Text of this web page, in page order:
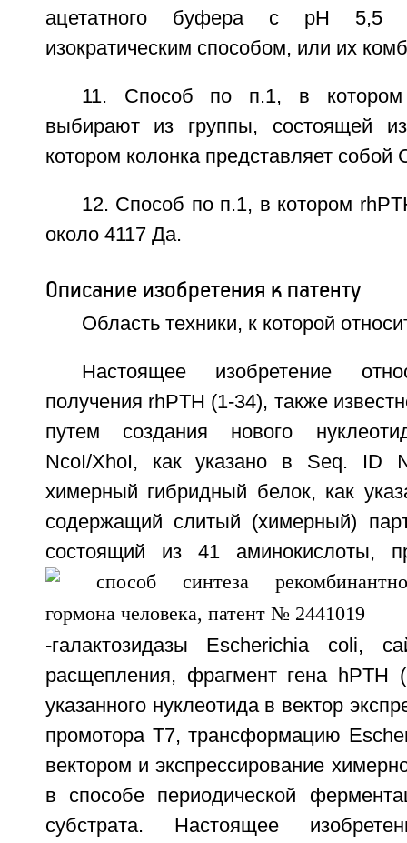
ацетатного буфера с рН 5,5
изократическим способом, или их
11. Способ по п.1, в котором
выбирают из группы,
котором колонка представляет собой
12. Способ по п.1, в котором
около 4117 Да.
Описание изобретения к патенту
Область техники, к которой
Настоящее изобретение
получения rhPTH (1-34), также
путем создания нового
NcoI/XhoI, как указано в Seq.
химерный гибридный белок, как
содержащий слитый (химерный)
состоящий из 41 аминокислоты,
-галактозидазы Escherichia coli,
расщепления, фрагмент гена hPTH
указанного нуклеотида в вектор
промотора Т7, трансформацию
вектором и экспрессирование
в способе периодической
субстрата. Настоящее